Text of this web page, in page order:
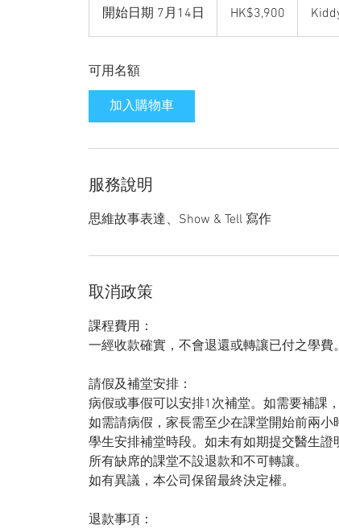
開始日期 7月14日
始
4
KongHK$3,900
可用名額
加入購物車
服務說明
思維故事表達、Show & Tell 寫作
取消政策
課程費用：
一經收款確實，不會退還或轉讓已付之學費。
請假及補堂安排：
病假或事假可以安排1次補堂。如需要補課
如需請病假，家長需至少在課堂開始前兩
學生安排補堂時段。如未有如期提交醫生證
所有缺席的課堂不設退款和不可轉讓。
如有異議，本公司保留最終決定權。
退款事項：